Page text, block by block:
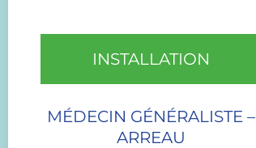
INSTALLATION
MÉDECIN GÉNÉRALISTE –
ARREAU